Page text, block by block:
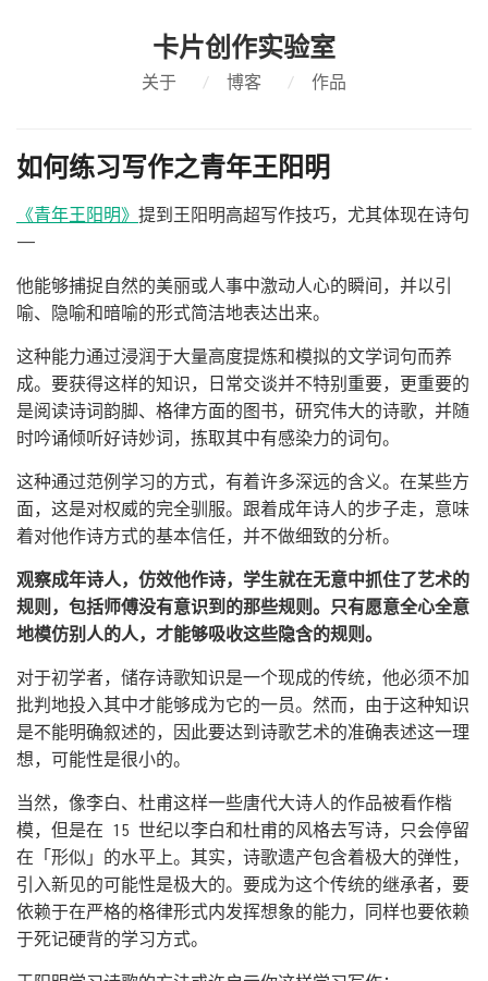
卡片创作实验室
关于 / 博客 / 作品
如何练习写作之青年王阳明
《青年王阳明》 提到王阳明高超写作技巧，尤其体现在诗句
——
他能够捕捉自然的美丽或人事中激动人心的瞬间，并以引
喻、隐喻和暗喻的形式简洁地表达出来。
这种能力通过浸润于大量高度提炼和模拟的文学词句而养
成。要获得这样的知识，日常交谈并不特别重要，更重要的
是阅读诗词韵脚、格律方面的图书，研究伟大的诗歌，并随
时吟诵倾听好诗妙词，拣取其中有感染力的词句。
这种通过范例学习的方式，有着许多深远的含义。在某些方
面，这是对权威的完全驯服。跟着成年诗人的步子走，意味
着对他作诗方式的基本信任，并不做细致的分析。
观察成年诗人，仿效他作诗，学生就在无意中抓住了艺术的
规则，包括师傅没有意识到的那些规则。只有愿意全心全意
地模仿别人的人，才能够吸收这些隐含的规则。
对于初学者，储存诗歌知识是一个现成的传统，他必须不加
批判地投入其中才能够成为它的一员。然而，由于这种知识
是不能明确叙述的，因此要达到诗歌艺术的准确表述这一理
想，可能性是很小的。
当然，像李白、杜甫这样一些唐代大诗人的作品被看作楷
模，但是在 15 世纪以李白和杜甫的风格去写诗，只会停留
在「形似」的水平上。其实，诗歌遗产包含着极大的弹性，
引入新见的可能性是极大的。要成为这个传统的继承者，要
依赖于在严格的格律形式内发挥想象的能力，同样也要依赖
于死记硬背的学习方式。